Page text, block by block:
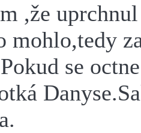
,že
mohlo,tedy
se